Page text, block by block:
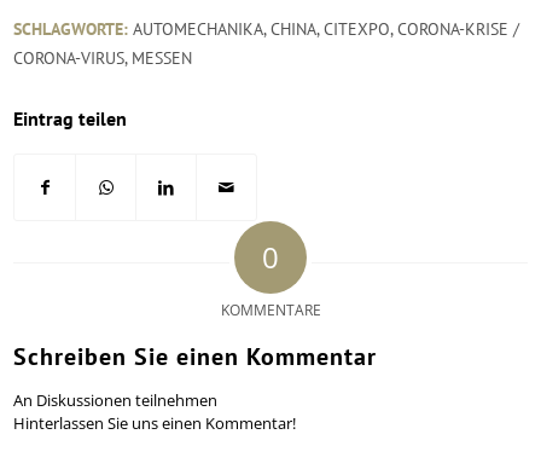
SCHLAGWORTE: AUTOMECHANIKA,CHINA,CITEXPO,CORONA-KRISE /
CORONA-VIRUS, MESSEN
Eintrag teilen
0
KOMMENTARE
Schreiben Sie einen Kommentar
An Diskussionen teilnehmen
Hinterlassen Sie uns einen Kommentar!